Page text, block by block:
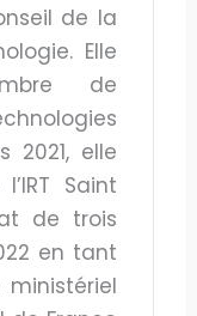
de la
Elle
de
2021, elle
Saint
de trois
en tant